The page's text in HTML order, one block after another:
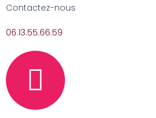
Contactez-nous
06.13.55.66.59